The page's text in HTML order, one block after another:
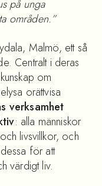
på unga
områden.”
Malmö, ett så
Centralt i deras
om
orättvisa
verksamhet
: alla människor
livsvillkor, och
för att
värdigt liv.